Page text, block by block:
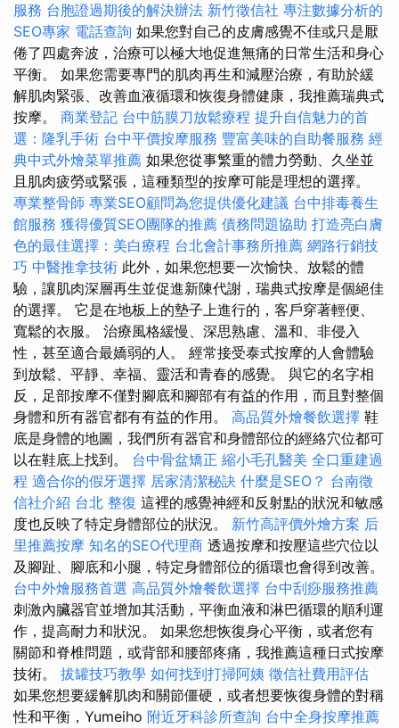
服務 台胞證過期後的解決辦法 新竹徵信社 專注數據分析的
SEO專家 電話查詢 如果您對自己的皮膚感覺不佳或只是厭
倦了四處奔波，治療可以極大地促進無痛的日常生活和身心
平衡。 如果您需要專門的肌肉再生和減壓治療，有助於緩
解肌肉緊張、改善血液循環和恢復身體健康，我推薦瑞典式
按摩。 商業登記 台中筋膜刀放鬆療程 提升自信魅力的首
選：隆乳手術 台中平價按摩服務 豐富美味的自助餐服務 經
典中式外燴菜單推薦 如果您從事繁重的體力勞動、久坐並
且肌肉疲勞或緊張，這種類型的按摩可能是理想的選擇。
專業整骨師 專業SEO顧問為您提供優化建議 台中排毒養生
館服務 獲得優質SEO團隊的推薦 債務問題協助 打造亮白膚
色的最佳選擇：美白療程 台北會計事務所推薦 網路行銷技
巧 中醫推拿技術 此外，如果您想要一次愉快、放鬆的體
驗，讓肌肉深層再生並促進新陳代謝，瑞典式按摩是個絕佳
的選擇。 它是在地板上的墊子上進行的，客戶穿著輕便、
寬鬆的衣服。 治療風格緩慢、深思熟慮、溫和、非侵入
性，甚至適合最嬌弱的人。 經常接受泰式按摩的人會體驗
到放鬆、平靜、幸福、靈活和青春的感覺。 與它的名字相
反，足部按摩不僅對腳底和腳部有有益的作用，而且對整個
身體和所有器官都有有益的作用。 高品質外燴餐飲選擇 鞋
底是身體的地圖，我們所有器官和身體部位的經絡穴位都可
以在鞋底上找到。 台中骨盆矯正 縮小毛孔醫美 全口重建過
程 適合你的假牙選擇 居家清潔秘訣 什麼是SEO？ 台南徵
信社介紹 台北 整復 這裡的感覺神經和反射點的狀況和敏感
度也反映了特定身體部位的狀況。 新竹高評價外燴方案 后
里推薦按摩 知名的SEO代理商 透過按摩和按壓這些穴位以
及腳趾、腳底和小腿，特定身體部位的循環也會得到改善。
台中外燴服務首選 高品質外燴餐飲選擇 台中刮痧服務推薦
刺激內臟器官並增加其活動，平衡血液和淋巴循環的順利運
作，提高耐力和狀況。 如果您想恢復身心平衡，或者您有
關節和脊椎問題，或背部和腰部疼痛，我推薦這種日式按摩
技術。 拔罐技巧教學 如何找到打掃阿姨 徵信社費用評估
如果您想要緩解肌肉和關節僵硬，或者想要恢復身體的對稱
性和平衡，Yumeiho 附近牙科診所查詢 台中全身按摩推薦